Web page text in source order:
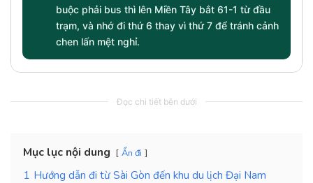
buộc phải bus thì lên Miền Tây bắt 61-1 từ đầu
trạm, và nhớ đi thứ 6 thay vì thứ 7 để tránh cảnh
chen lấn mệt nghỉ.
Đọc chi tiết bên dưới
Mục lục nội dung Ẩn đi
1 Hướng dẫn đi từ Sài Gòn đến khu du lịch Đại Nam